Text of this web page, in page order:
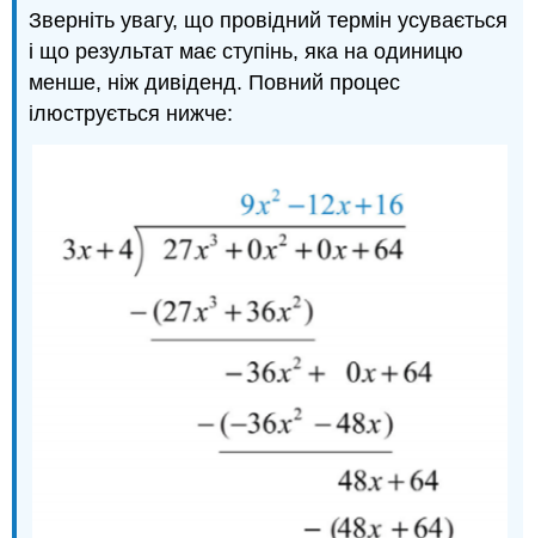
Зверніть увагу, що провідний термін усувається
і що результат має ступінь, яка на одиницю
менше, ніж дивіденд. Повний процес
ілюструється нижче: